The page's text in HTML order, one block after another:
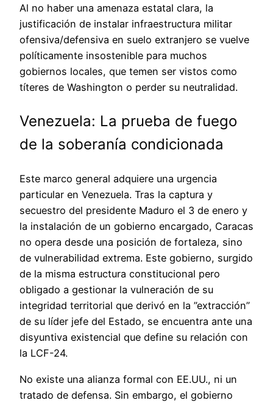
Al no haber una amenaza estatal clara, la
justificación de instalar infraestructura militar
ofensiva/defensiva en suelo extranjero se vuelve
políticamente insostenible para muchos
gobiernos locales, que temen ser vistos como
títeres de Washington o perder su neutralidad.
Venezuela: La prueba de fuego
de la soberanía condicionada
Este marco general adquiere una urgencia
particular en Venezuela. Tras la captura y
secuestro del presidente Maduro el 3 de enero y
la instalación de un gobierno encargado, Caracas
no opera desde una posición de fortaleza, sino
de vulnerabilidad extrema. Este gobierno, surgido
de la misma estructura constitucional pero
obligado a gestionar la vulneración de su
integridad territorial que derivó en la ”extracción”
de su líder jefe del Estado, se encuentra ante una
disyuntiva existencial que define su relación con
la LCF-24.
No existe una alianza formal con EE.UU., ni un
tratado de defensa. Sin embargo, el gobierno